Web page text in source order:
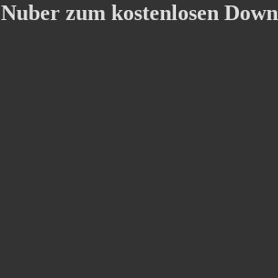
zum kostenlosen